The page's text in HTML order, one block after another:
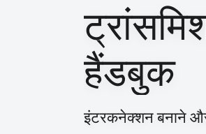
हैंडबुक
इंटरकनेक्शन बनाने